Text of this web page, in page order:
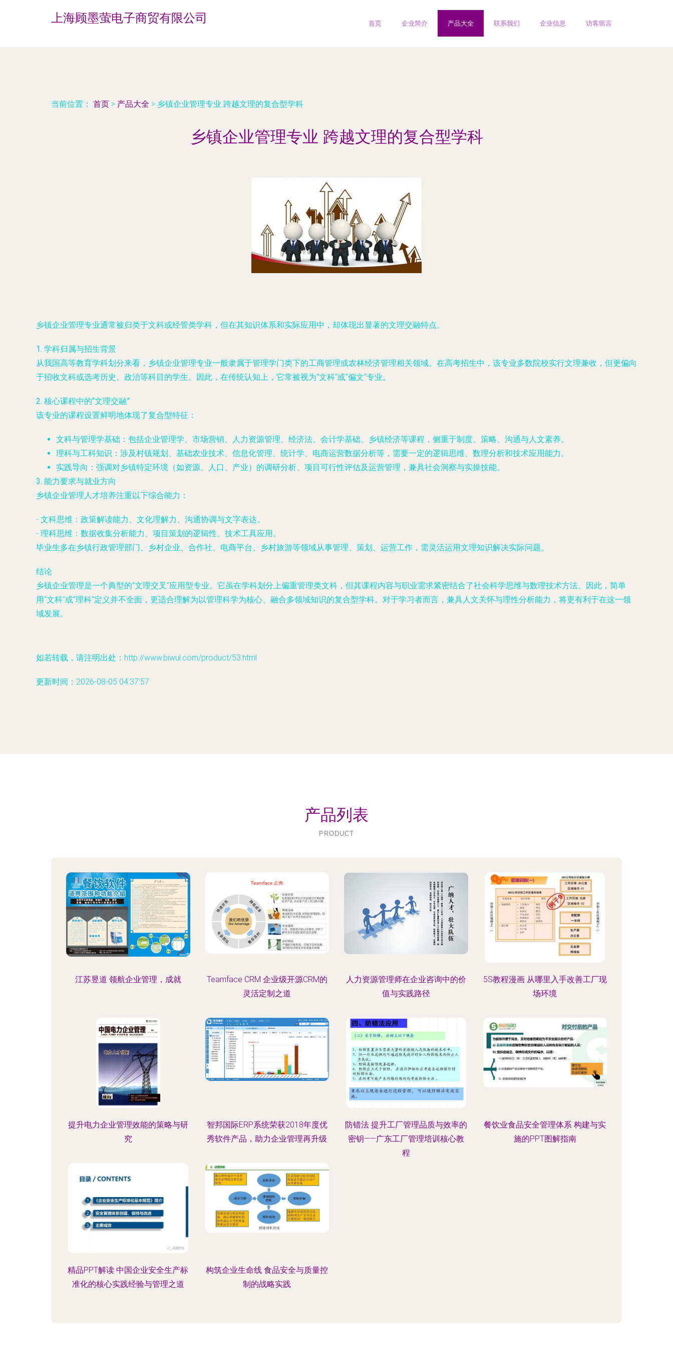
上海顾墨萤电子商贸有限公司 首页 企业简介 产品大全 联系我们 企业信息 访客留言
当前位置： 首页 > 产品大全 > 乡镇企业管理专业 跨越文理的复合型学科
乡镇企业管理专业 跨越文理的复合型学科
乡镇企业管理专业通常被归类于文科或经管类学科，但在其知识体系和实际应用中，却体现出显著的文理交融特点。
1. 学科归属与招生背景
从我国高等教育学科划分来看，乡镇企业管理专业一般隶属于管理学门类下的工商管理或农林经济管理相关领域。在高考招生中，该专业多数院校实行文理兼收，但更偏向
于招收文科或选考历史、政治等科目的学生。因此，在传统认知上，它常被视为“文科”或“偏文”专业。
2. 核心课程中的“文理交融”
该专业的课程设置鲜明地体现了复合型特征：
文科与管理学基础 ：包括企业管理学、市场营销、人力资源管理、经济法、会计学基础、乡镇经济等课程，侧重于制度、策略、沟通与人文素养。
理科与工科知识 ：涉及村镇规划、基础农业技术、信息化管理、统计学、电商运营数据分析等，需要一定的逻辑思维、数理分析和技术应用能力。
实践导向 ：强调对乡镇特定环境（如资源、人口、产业）的调研分析、项目可行性评估及运营管理，兼具社会洞察与实操技能。
3. 能力要求与就业方向
乡镇企业管理人才培养注重以下综合能力：
- 文科思维 ：政策解读能力、文化理解力、沟通协调与文字表达。
- 理科思维 ：数据收集分析能力、项目策划的逻辑性、技术工具应用。
毕业生多在乡镇行政管理部门、乡村企业、合作社、电商平台、乡村旅游等领域从事管理、策划、运营工作，需灵活运用文理知识解决实际问题。
结论
乡镇企业管理是一个典型的“文理交叉”应用型专业。它虽在学科划分上偏重管理类文科，但其课程内容与职业需求紧密结合了社会科学思维与数理技术方法。因此，简单
用“文科”或“理科”定义并不全面，更适合理解为以管理科学为核心、融合多领域知识的复合型学科。对于学习者而言，兼具人文关怀与理性分析能力，将更有利于在这一领
域发展。
如若转载，请注明出处：http://www.biwul.com/product/53.html
更新时间：2026-08-05 04:37:57
产品列表
PRODUCT
江苏昱道 领航企业管理，成就
Teamface CRM 企业级开源CRM的
灵活定制之道
人力资源管理师在企业咨询中的价
值与实践路径
5S教程漫画 从哪里入手改善工厂现
场环境
提升电力企业管理效能的策略与研
究
智邦国际ERP系统荣获2018年度优
秀软件产品，助力企业管理再升级
防错法 提升工厂管理品质与效率的
密钥——广东工厂管理培训核心教
程
餐饮业食品安全管理体系 构建与实
施的PPT图解指南
精品PPT解读 中国企业安全生产标
准化的核心实践经验与管理之道
构筑企业生命线 食品安全与质量控
制的战略实践